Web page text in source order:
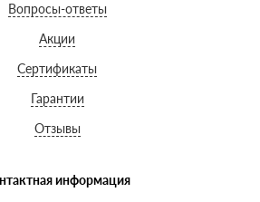
Вопросы-ответы
Акции
Сертификаты
Гарантии
Отзывы
информация